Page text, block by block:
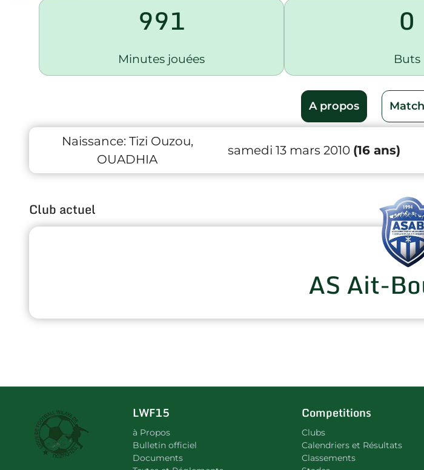
991
Minutes jouées
0
Buts
A propos
Naissance: Tizi Ouzou,
OUADHIA
samedi 13 mars 2010 (16 ans)
Club actuel
AS Ait-
LWF15
à Propos
Bulletin officiel
Documents
Competitions
Clubs
Calendriers et Résultats
Classements